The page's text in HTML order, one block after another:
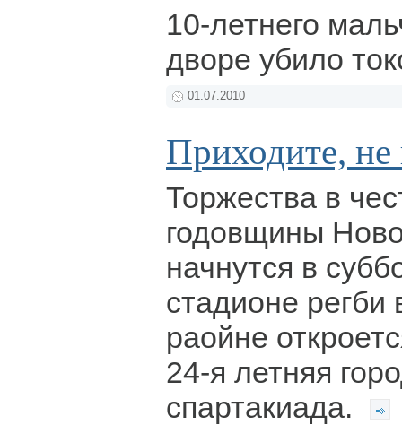
10-летнего
дворе убило
01.07.2010
Приходите, не
Торжества в
годовщины
начнутся в
стадионе регби
раойне
24-я летняя
спартакиада.